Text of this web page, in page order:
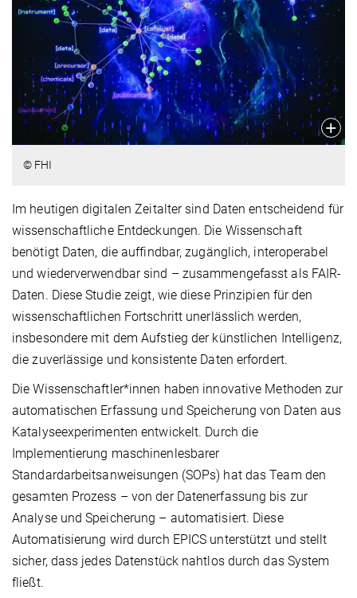
© FHI
Im heutigen digitalen Zeitalter sind Daten entscheidend für
wissenschaftliche Entdeckungen. Die Wissenschaft
benötigt Daten, die auffindbar, zugänglich, interoperabel
und wiederverwendbar sind – zusammengefasst als FAIR-
Daten. Diese Studie zeigt, wie diese Prinzipien für den
wissenschaftlichen Fortschritt unerlässlich werden,
insbesondere mit dem Aufstieg der künstlichen Intelligenz,
die zuverlässige und konsistente Daten erfordert.
Die Wissenschaftler*innen haben innovative Methoden zur
automatischen Erfassung und Speicherung von Daten aus
Katalyseexperimenten entwickelt. Durch die
Implementierung maschinenlesbarer
Standardarbeitsanweisungen (SOPs) hat das Team den
gesamten Prozess – von der Datenerfassung bis zur
Analyse und Speicherung – automatisiert. Diese
Automatisierung wird durch EPICS unterstützt und stellt
sicher, dass jedes Datenstück nahtlos durch das System
fließt.